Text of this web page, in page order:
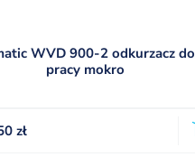
WVD 900-2 odkurzacz do
pracy mokro
zł